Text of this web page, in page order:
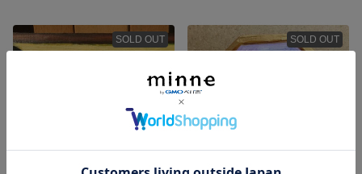
SOLD OUT SOLD OUT